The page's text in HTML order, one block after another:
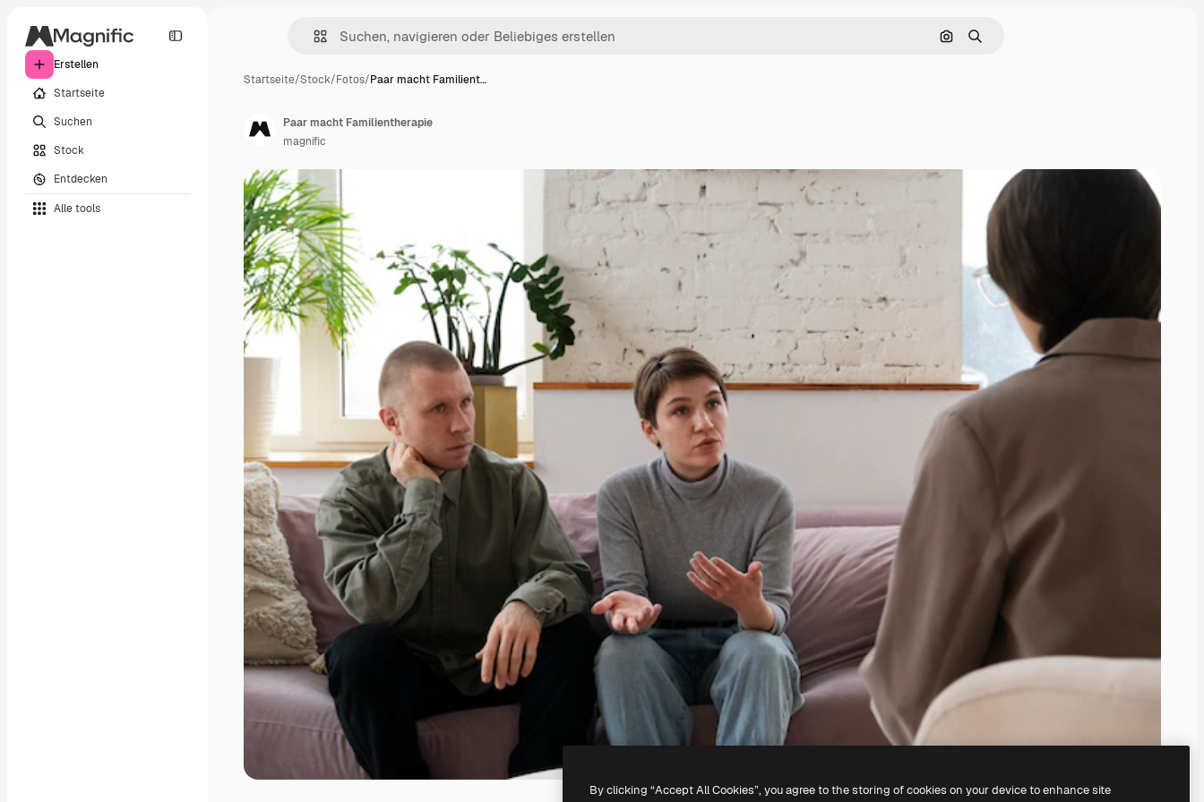
Erstellen
Startseite
Suchen
Stock
Entdecken
Alle tools
Nach Bild suchen
Suchen
Startseite/Stock/Fotos/Paar macht Familient…
Paar macht Familientherapie
magnific
By clicking “Accept All Cookies”, you agree to the storing of cookies on your device to enhance site